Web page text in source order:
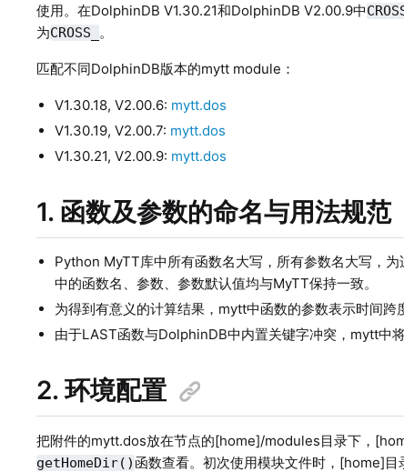
使用。在DolphinDB V1.30.21和DolphinDB V2.00.9中
为CROSS_ 。
匹配不同DolphinDB版本的mytt module：
V1.30.18, V2.00.6: mytt.dos
V1.30.19, V2.00.7: mytt.dos
V1.30.21, V2.00.9: mytt.dos
1. 函数及参数的命名与用法规范
Python MyTT库中所有函数名大写，所有参数名大写，
中的函数名、参数、参数默认值均与MyTT保持一致。
为得到有意义的计算结果，mytt中函数的参数表示时间跨
由于LAST函数与DolphinDB中内置关键字冲突，mytt中将
2. 环境配置
把附件的mytt.dos放在节点的[home]/modules目录下，
getHomeDir() 函数查看。初次使用模块文件时，[home]